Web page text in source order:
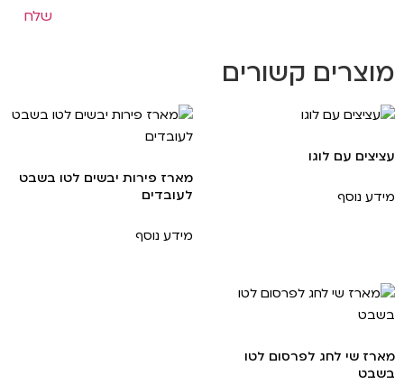
מוצרים קשורים
עציצים עם לוגו
מידע נוסף
מארז פירות יבשים לטו בשבט
לעובדים
מידע נוסף
מארז שי לחג לפרסום לטו
בשבט